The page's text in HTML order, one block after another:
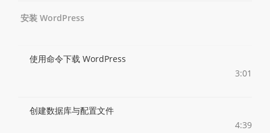
安装 WordPress
使用命令下载 WordPress
3:01
创建数据库与配置文件
4:39